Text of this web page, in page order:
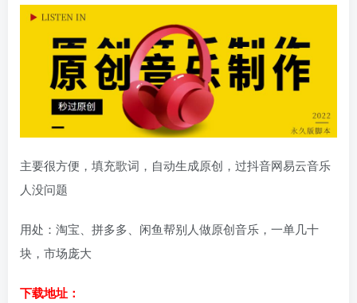
主要很方便，填充歌词，自动生成原创，过抖音网易云音乐
人没问题
用处：淘宝、拼多多、闲鱼帮别人做原创音乐，一单几十
块，市场庞大
下载地址：